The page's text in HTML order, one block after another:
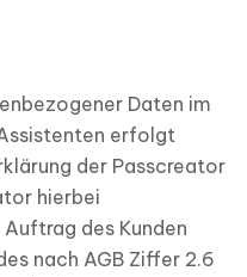
Daten im
erfolgt
der Passcreator
hierbei
des Kunden
nach AGB Ziffer 2.6